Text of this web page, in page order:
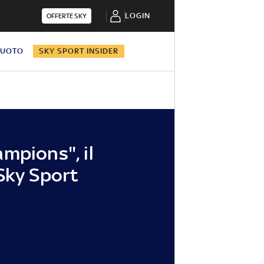
OFFERTE SKY LOGIN
SKY SPORT INSIDER
il
Sport